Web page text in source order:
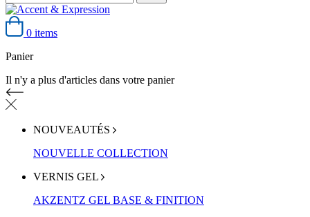
0 items
Panier
Il n'y a plus d'articles dans votre panier
NOUVEAUTÉS
NOUVELLE COLLECTION
VERNIS GEL
AKZENTZ GEL BASE & FINITION